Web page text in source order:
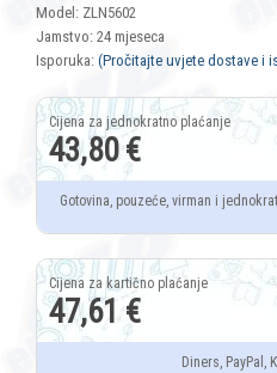
Model: ZLN5602
Jamstvo: 24 mjeseca
Isporuka: (Pročitajte uvjete dostave i
43,80 €
Gotovina, pouzeće, virman i
47,61 €
Diners, PayPal,